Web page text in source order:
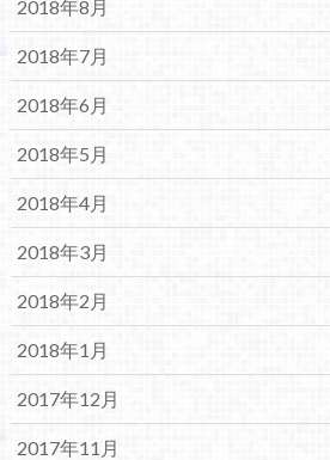
2018年8月
2018年7月
2018年6月
2018年5月
2018年4月
2018年3月
2018年2月
2018年1月
2017年12月
2017年11月